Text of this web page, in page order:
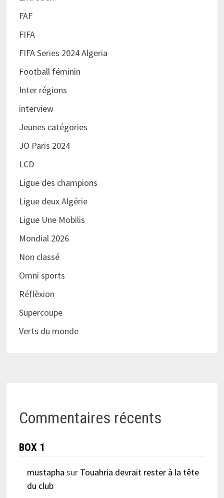
FAF
FIFA
FIFA Series 2024 Algeria
Football féminin
Inter régions
interview
Jeunes catégories
JO Paris 2024
LCD
Ligue des champions
Ligue deux Algérie
Ligue Une Mobilis
Mondial 2026
Non classé
Omni sports
Réflèxion
Supercoupe
Verts du monde
Commentaires récents
BOX 1
mustapha sur Touahria devrait rester à la tête
du club